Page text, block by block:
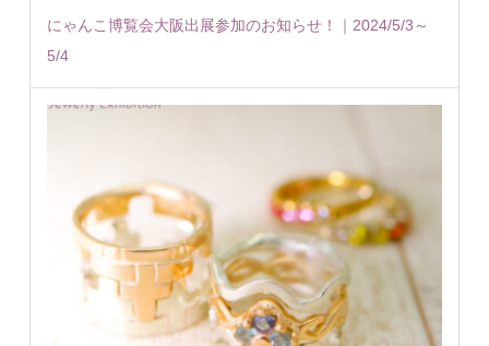
にゃんこ博覧会大阪出展参加のお知らせ！｜2024/5/3～
5/4